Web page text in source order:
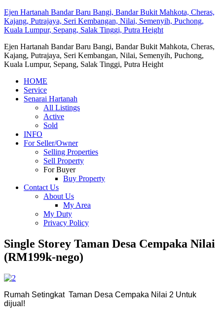
Ejen Hartanah Bandar Baru Bangi, Bandar Bukit Mahkota, Cheras,
Kajang, Putrajaya, Seri Kembangan, Nilai, Semenyih, Puchong,
Kuala Lumpur, Sepang, Salak Tinggi, Putra Height
Ejen Hartanah Bandar Baru Bangi, Bandar Bukit Mahkota, Cheras,
Kajang, Putrajaya, Seri Kembangan, Nilai, Semenyih, Puchong,
Kuala Lumpur, Sepang, Salak Tinggi, Putra Height
HOME
Service
Senarai Hartanah
All Listings
Active
Sold
INFO
For Seller/Owner
Selling Properties
Sell Property
For Buyer
Buy Property
Contact Us
About Us
My Area
My Duty
Privacy Policy
Single Storey Taman Desa Cempaka Nilai
(RM199k-nego)
Rumah Setingkat Taman Desa Cempaka Nilai 2 Untuk
dijual!